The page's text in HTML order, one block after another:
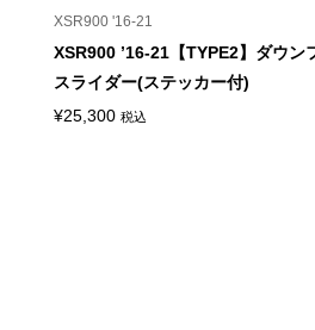
XSR900 '16-21
XSR900 ’16-21【TYPE2】ダウン
スライダー(ステッカー付)
¥25,300 税込